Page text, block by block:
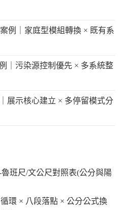
例｜家庭型模組轉換 × 既有系
｜污染源控制優先 × 多系統整
展示核心建立 × 多停留模式分
班尺/文公尺對照表(公分與陽
環 × 八段落點 × 公分公式換